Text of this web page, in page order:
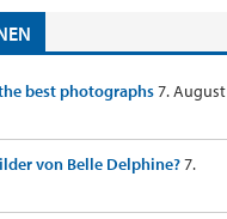
best photographs7. August
von Belle Delphine?7.